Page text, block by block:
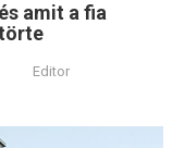
amit a fia
Editor